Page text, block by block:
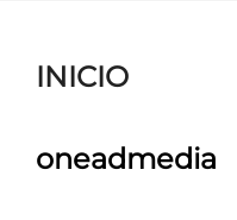
INICIO
oneadmedia